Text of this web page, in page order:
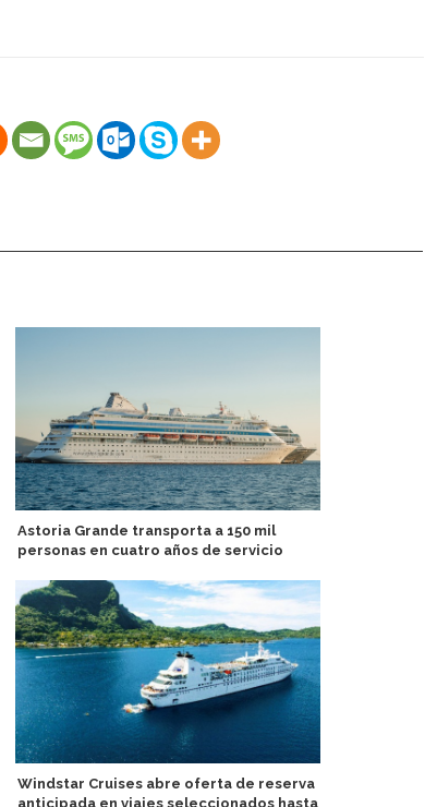
Astoria Grande transporta a 150 mil
personas en cuatro años de servicio
Windstar Cruises abre oferta de reserva
anticipada en viajes seleccionados hasta